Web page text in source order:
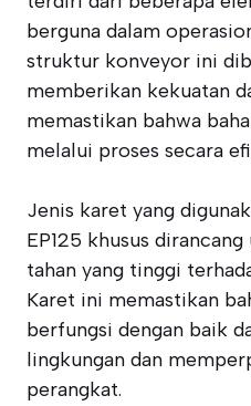
berguna dalam
struktur konveyor ini
memberikan kekuatan
memastikan bahwa
melalui proses secara
Jenis karet yang
EP125 khusus
tahan yang tinggi
Karet ini memastikan
berfungsi dengan baik
lingkungan dan
perangkat.